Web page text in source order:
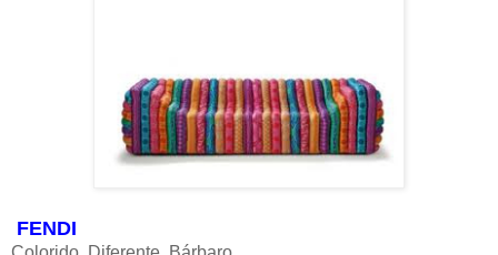
FENDI